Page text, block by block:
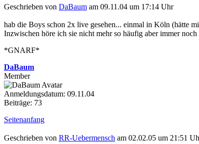
Geschrieben von DaBaum am 09.11.04 um 17:14 Uhr
hab die Boys schon 2x live gesehen... einmal in Köln (hätte
Inzwischen höre ich sie nicht mehr so häufig aber immer noch
*GNARF*
DaBaum
Member
Anmeldungsdatum: 09.11.04
Beiträge: 73
Seitenanfang
Geschrieben von RR-Uebermensch am 02.02.05 um 21:51